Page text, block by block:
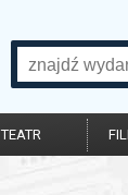
TEATR